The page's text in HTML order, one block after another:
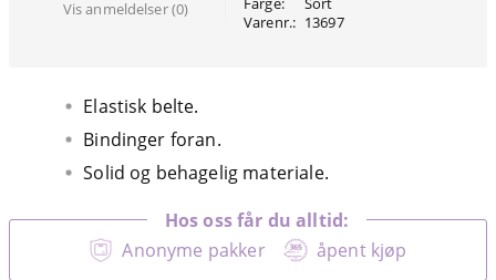
Vis anmeldelser (0)
Varenr.: 13697
Elastisk belte.
Bindinger foran.
Solid og behagelig materiale.
Anonyme pakker åpent kjøp
Hos oss får du alltid: